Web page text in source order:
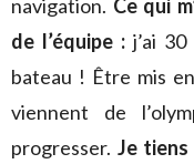
navigation. Ce qui
de l’équipe : j’ai
bateau ! Être mis
viennent de
progresser. Je tiens